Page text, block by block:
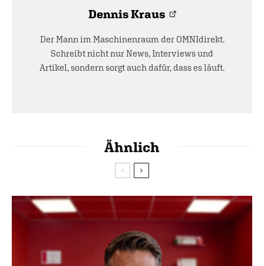
Dennis Kraus
Der Mann im Maschinenraum der OMNIdirekt.
Schreibt nicht nur News, Interviews und
Artikel, sondern sorgt auch dafür, dass es läuft.
Ähnlich